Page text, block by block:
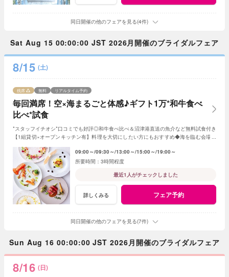
同日開催の他のフェアを見る(4件)
Sat Aug 15 00:00:00 JST 2026月開催のブライダルフェア
8/15 (土)
毎回満席！空×海まるごと体感♪ギフト1万*和牛食べ
比べ*試食
残席 無料 リアルタイム予約
*スタッフイチオシ*口コミでも好評◎和牛食べ比べ＆沼津港直送の魚介など無料試食付き
【1組貸切×オープンキッチン有】料理を大切にしたい方にもおすすめ◆海を臨む会場の
09:00～ 09:30～ 13:00～ 15:00～ 19:00～
3時間程度
最近1人がチェックしました
詳しくみる フェア予約
同日開催の他のフェアを見る(7件)
Sun Aug 16 00:00:00 JST 2026月開催のブライダルフェア
8/16 (日)